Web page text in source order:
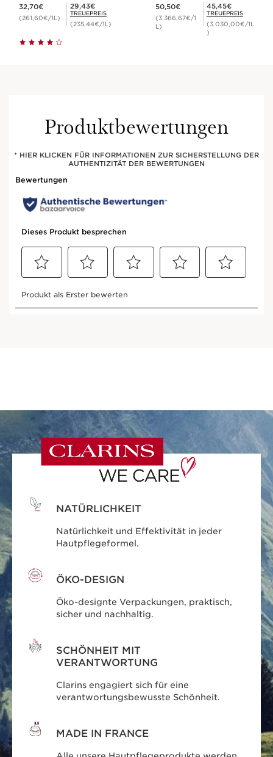
32,70€
(261,60€/1L)
Mitgliederpreis 29,43€
29,43€
TREUEPREIS
(235,44€/1L)
50,50€
(3.366,67€/1
L)
Mitgliederpreis 45,45€
45,45€
TREUEPREIS
(3.030,00€/1L
)
Produktbewertungen
* HIER KLICKEN FÜR INFORMATIONEN ZUR SICHERSTELLUNG DER
AUTHENTIZITÄT DER BEWERTUNGEN
NATÜRLICHKEIT
Natürlichkeit und Effektivität in jeder
Hautpflegeformel.
ÖKO-DESIGN
Öko-designte Verpackungen, praktisch,
sicher und nachhaltig.
SCHÖNHEIT MIT
VERANTWORTUNG
Clarins engagiert sich für eine
verantwortungsbewusste Schönheit.
MADE IN FRANCE